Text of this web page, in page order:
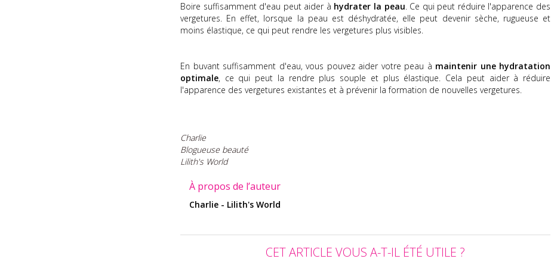
Boire suffisamment d'eau peut aider à hydrater la peau. Ce qui peut réduire l'apparence des
vergetures. En effet, lorsque la peau est déshydratée, elle peut devenir sèche, rugueuse et
moins élastique, ce qui peut rendre les vergetures plus visibles.
En buvant suffisamment d'eau, vous pouvez aider votre peau à maintenir une hydratation
optimale, ce qui peut la rendre plus souple et plus élastique. Cela peut aider à réduire
l'apparence des vergetures existantes et à prévenir la formation de nouvelles vergetures.
Charlie
Blogueuse beauté
Lilith's World
À propos de l’auteur
Charlie - Lilith's World
CET ARTICLE VOUS A-T-IL ÉTÉ UTILE ?